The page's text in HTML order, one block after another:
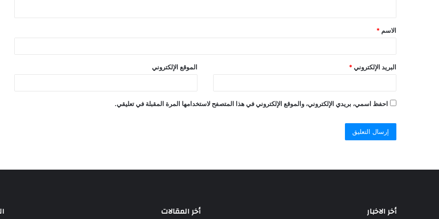
الاسم *
البريد الإلكتروني * الموقع الإلكتروني
احفظ اسمي، بريدي الإلكتروني، والموقع الإلكتروني في هذا المتصفح لاستخدامها المرة المقبلة في تعليقي.
أخر الاخبار أخر المقالات